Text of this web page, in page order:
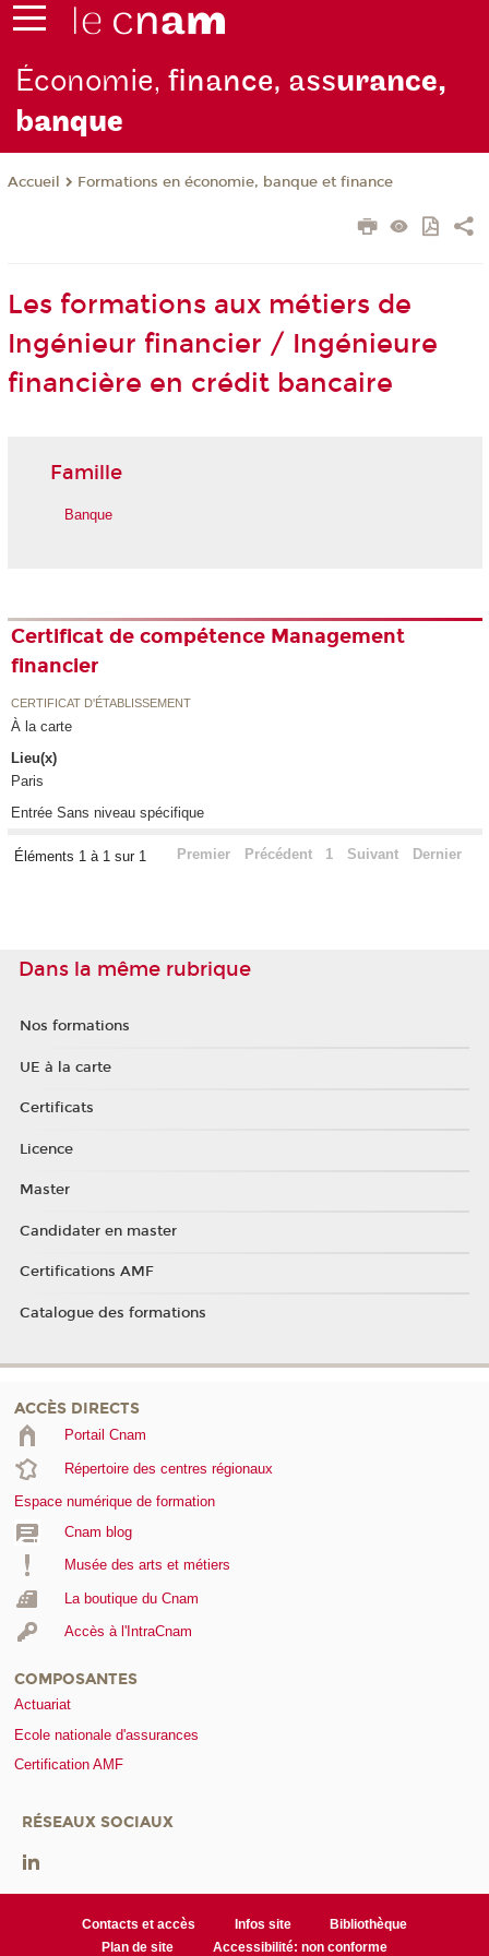
Économie,finance, assurance,
banque
Accueil Formations en économie, banque et finance
Les formations aux métiers de
Ingénieur financier / Ingénieure
financière en crédit bancaire
Famille
Banque
Certificat de compétence Management
financier
CERTIFICAT D'ÉTABLISSEMENT
À la carte
Lieu(x)
Paris
Entrée Sans niveau spécifique
Éléments 1 à 1 sur 1 Premier Précédent 1 Suivant Dernier
Dans la même rubrique
Nos formations
UE à la carte
Certificats
Licence
Master
Candidater en master
Certifications AMF
Catalogue des formations
ACCÈS DIRECTS
Portail Cnam
Répertoire des centres régionaux
Espace numérique de formation
Cnam blog
Musée des arts et métiers
La boutique du Cnam
Accès à l'IntraCnam
COMPOSANTES
Actuariat
Ecole nationale d'assurances
Certification AMF
RÉSEAUX SOCIAUX
Contacts et accès Infos site
Bibliothèque
Plan de site
Accessibilité: non conforme